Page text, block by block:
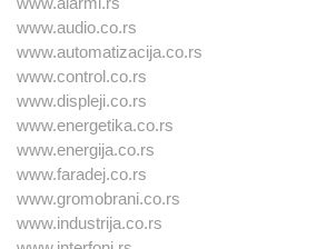
www.audio.co.rs
www.automatizacija.co.rs
www.control.co.rs
www.displeji.co.rs
www.energetika.co.rs
www.energija.co.rs
www.faradej.co.rs
www.gromobrani.co.rs
www.industrija.co.rs